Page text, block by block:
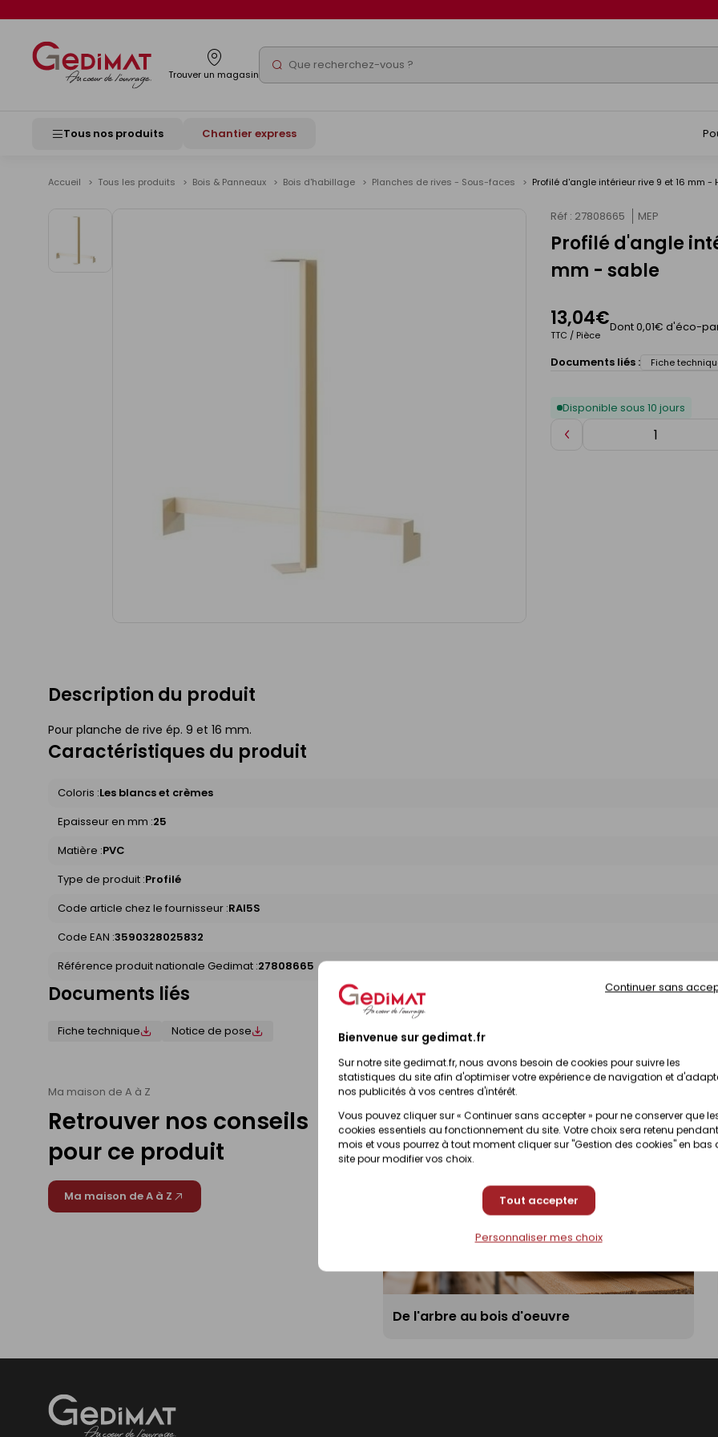
Bienvenue sur gedimat.fr
Sur notre site gedimat.fr, nous avons besoin de cookies pour suivre les
statistiques du site afin d'optimiser votre expérience de navigation et
nos publicités à vos centres d'intérêt.
Vous pouvez cliquer sur « Continuer sans accepter » pour ne conserver que
cookies essentiels au fonctionnement du site. Votre choix sera retenu pendant
mois et vous pourrez à tout moment cliquer sur "Gestion des cookies" en bas
site pour modifier vos choix.
Tout accepter
Continuer sans
Personnaliser mes choix
Trouver un magasin Rechercher
Tous nos produits Chantier express
Accueil Tous les produits Bois & Panneaux Bois d'habillage Planches de rives - Sous-faces Profilé d'angle intérieur rive 9 et 16 mm
Réf : 27808665 MEP
Profilé d'angle
mm - sable
13,04€
TTC / Pièce
Dont 0,01€ d'éco-
Documents liés : Fiche
Disponible sous 10 jours
Diminuer
Description du produit
Pour planche de rive ép. 9 et 16 mm.
Caractéristiques du produit
Coloris :Les blancs et crèmes
Epaisseur en mm :25
Matière :PVC
Type de produit :Profilé
Code article chez le fournisseur :RAI5S
Code EAN :3590328025832
Référence produit nationale Gedimat :27808665
Documents liés
Fiche technique Notice de pose
Ma maison de A à Z
Retrouver nos conseils
pour ce produit
Ma maison de A à Z
De l'arbre au bois d'oeuvre